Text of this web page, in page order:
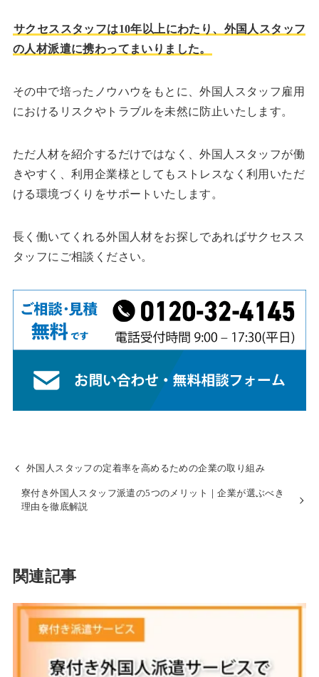
サクセススタッフは10年以上にわたり、外国人スタッフ
の人材派遣に携わってまいりました。
その中で培ったノウハウをもとに、外国人スタッフ雇用
におけるリスクやトラブルを未然に防止いたします。
ただ人材を紹介するだけではなく、外国人スタッフが働
きやすく、利用企業様としてもストレスなく利用いただ
ける環境づくりをサポートいたします。
長く働いてくれる外国人材をお探しであればサクセスス
タッフにご相談ください。
外国人スタッフの定着率を高めるための企業の取り組み
寮付き外国人スタッフ派遣の5つのメリット｜企業が選ぶべき
理由を徹底解説
関連記事